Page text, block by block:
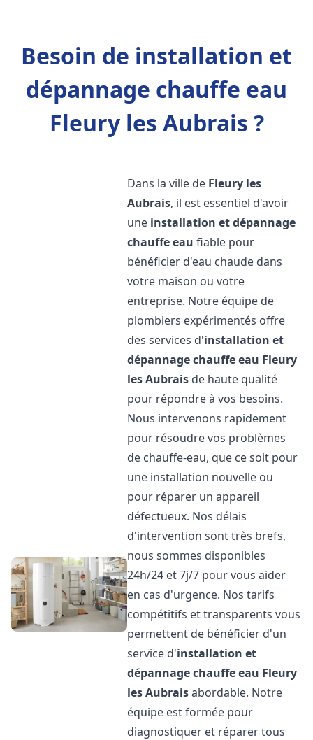
Besoin de installation et
dépannage chauffe eau
Fleury les Aubrais ?
Dans la ville de Fleury les
Aubrais, il est essentiel d'avoir
une installation et dépannage
chauffe eau fiable pour
bénéficier d'eau chaude dans
votre maison ou votre
entreprise. Notre équipe de
plombiers expérimentés offre
des services d'installation et
dépannage chauffe eau Fleury
les Aubrais de haute qualité
pour répondre à vos besoins.
Nous intervenons rapidement
pour résoudre vos problèmes
de chauffe-eau, que ce soit pour
une installation nouvelle ou
pour réparer un appareil
défectueux. Nos délais
d'intervention sont très brefs,
nous sommes disponibles
24h/24 et 7j/7 pour vous aider
en cas d'urgence. Nos tarifs
compétitifs et transparents vous
permettent de bénéficier d'un
service d'installation et
dépannage chauffe eau Fleury
les Aubraisabordable. Notre
équipe est formée pour
diagnostiquer et réparer tous